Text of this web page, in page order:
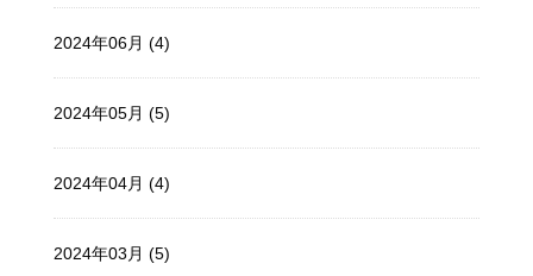
2024年06月 (4)
2024年05月 (5)
2024年04月 (4)
2024年03月 (5)